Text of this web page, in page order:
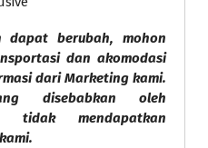
dapat berubah, mohon
dan akomodasi
dari Marketing kami.
disebabkan oleh
tidak mendapatkan